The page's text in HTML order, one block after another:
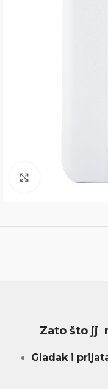
Click to enlarge
Zato što jj
Gladak i